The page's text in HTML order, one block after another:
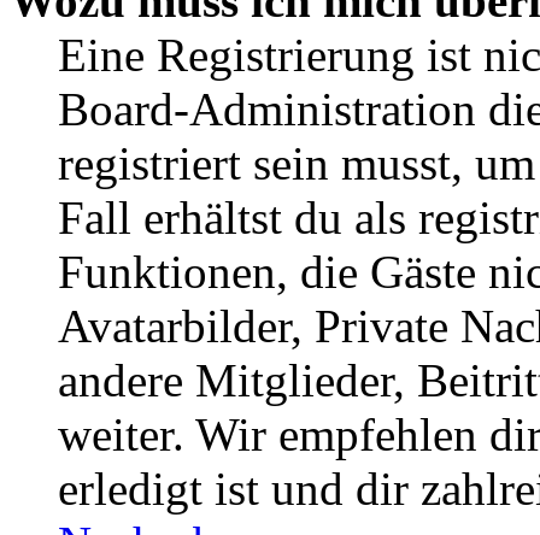
Eine Registrierung ist
Board-Administration
registriert sein musst,
Fall erhältst du als
Funktionen, die Gäste
Avatarbilder, Private
andere Mitglieder,
weiter. Wir empfehlen
erledigt ist und dir